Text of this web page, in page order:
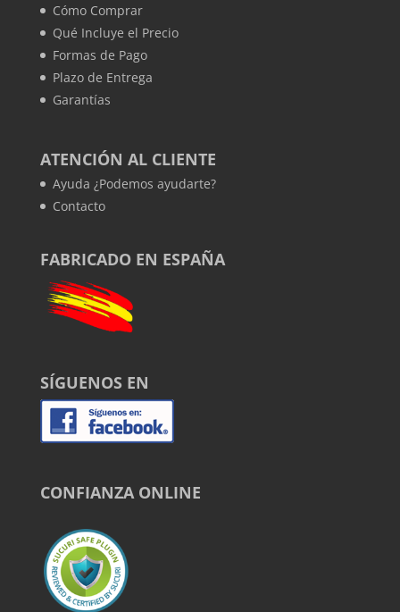
Cómo Comprar
Qué Incluye el Precio
Formas de Pago
Plazo de Entrega
Garantías
ATENCIÓN AL CLIENTE
Ayuda ¿Podemos ayudarte?
Contacto
FABRICADO EN ESPAÑA
SÍGUENOS EN
CONFIANZA ONLINE